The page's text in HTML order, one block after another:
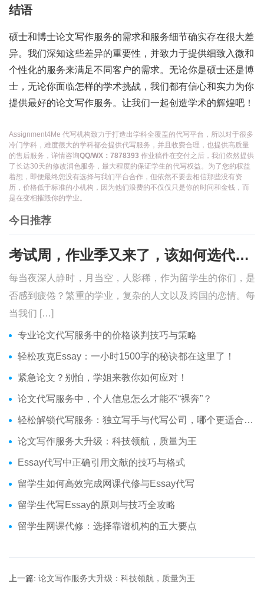
结语
硕士和博士论文写作服务的需求和服务细节确实存在很大差
异。我们深知这些差异的重要性，并致力于提供细致入微和
个性化的服务来满足不同客户的需求。无论你是硕士还是博
士，无论你面临怎样的学术挑战，我们都有信心和实力为你
提供最好的论文写作服务。让我们一起创造学术的辉煌吧！
Assignment4Me 代写机构致力于打造出学科全覆盖的代写平台，所以对于很多
冷门学科，难度很大的学科都会提供代写服务，并且收费合理，也提供高质量
的售后服务，详情咨询QQ/WX：7878393 作业稿件在交付之后，我们依然提供
了长达30天的修改润色服务，最大程度的保证学生的代写权益。为了您的权益
着想，即便最终您没有选择与我们平台合作，但依然不要去相信那些没有资
历，价格低于标准的小机构，因为他们浪费的不仅仅只是你的时间和金钱，而
是在变相摧毁你的学业。
今日推荐
考试周，作业季又来了，该如何选代写？便宜的代写、代考会有哪些问题？
每当夜深人静时，月当空，人影稀，作为留学生的你们，是
否感到疲倦？繁重的学业，复杂的人文以及跨国的恋情。每
当我们 […]
专业论文代写服务中的价格谈判技巧与策略
轻松攻克Essay：一小时1500字的秘诀都在这里了！
紧急论文？别怕，学姐来教你如何应对！
论文代写服务中，个人信息怎么才能不“裸奔”？
轻松解锁代写服务：独立写手与代写公司，哪个更适合你？
论文写作服务大升级：科技领航，质量为王
Essay代写中正确引用文献的技巧与格式
留学生如何高效完成网课代修与Essay代写
留学生代写Essay的原则与技巧全攻略
留学生网课代修：选择靠谱机构的五大要点
上一篇: 论文写作服务大升级：科技领航，质量为王